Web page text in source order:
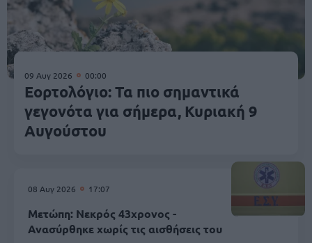
09 Αυγ 2026 00:00
Εορτολόγιο: Τα πιο σημαντικά
γεγονότα για σήμερα, Κυριακή 9
Αυγούστου
08 Αυγ 2026 17:07
Μετώπη: Νεκρός 43χρονος -
Ανασύρθηκε χωρίς τις αισθήσεις του